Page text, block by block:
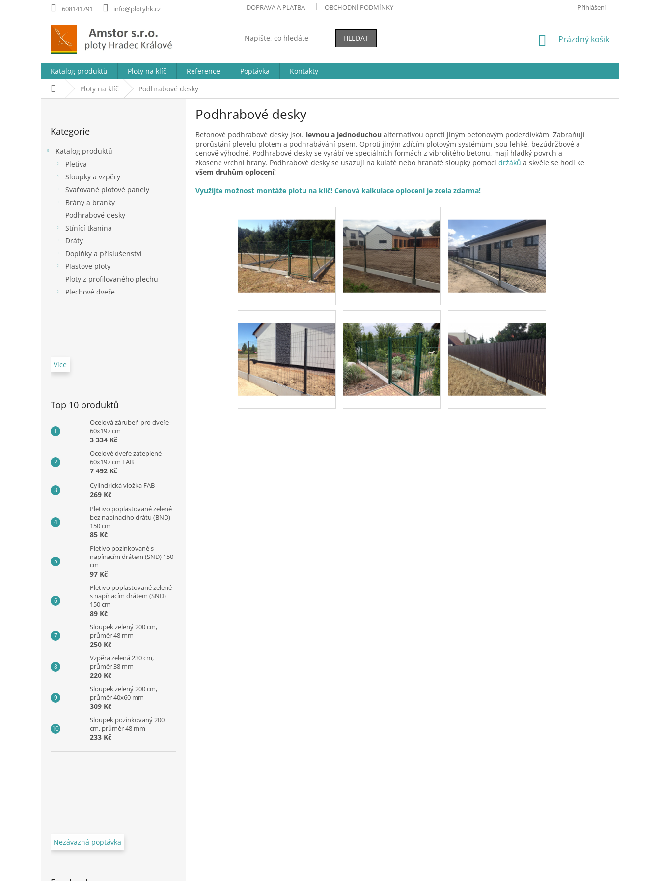
na
608141791 info@plotyhk.cz DOPRAVA A PLATBA OBCHODNÍ PODMÍNKY Přihlášení
HLEDAT
NÁKUPNÍ
Prázdný košík
Katalog produktů Ploty na klíč Reference Poptávka
Kontakty
Domů Ploty na klíč Podhrabové desky
kategorie
Kategorie
Katalog produktů
Pletiva
Sloupky a vzpěry
Svařované plotové panely
Brány a branky
Podhrabové desky
Stínící tkanina
Dráty
Doplňky a příslušenství
Plastové ploty
Ploty z profilovaného plechu
Plechové dveře
Více
Top 10 produktů
Ocelová zárubeň pro dveře
60x197 cm
3 334 Kč
Ocelové dveře zateplené
60x197 cm FAB
7 492 Kč
Cylindrická vložka FAB
269 Kč
Pletivo poplastované zelené
bez napínacího drátu (BND)
150 cm
85 Kč
Pletivo pozinkované s
napínacím drátem (SND) 150
cm
97 Kč
Pletivo poplastované zelené
s napínacím drátem (SND)
150 cm
89 Kč
Sloupek zelený 200 cm,
průměr 48 mm
250 Kč
Vzpěra zelená 230 cm,
průměr 38 mm
220 Kč
Sloupek zelený 200 cm,
průměr 40x60 mm
309 Kč
Sloupek pozinkovaný 200
cm, průměr 48 mm
233 Kč
Nezávazná poptávka
Podhrabové desky
Betonové podhrabové desky jsou levnou a jednoduchou alternativou oproti jiným betonovým podezdívkám. Zabraňují
prorůstání plevelu plotem a podhrabávání psem. Oproti jiným zdícím plotovým systémům jsou lehké, bezúdržbové a
cenově výhodné. Podhrabové desky se vyrábí ve speciálních formách z vibrolitého betonu, mají hladký povrch a
zkosené vrchní hrany. Podhrabové desky se usazují na kulaté nebo hranaté sloupky pomocí držáků a skvěle se hodí ke
všem druhům oplocení!
Využijte možnost montáže plotu na klíč! Cenová kalkulace oplocení je zcela zdarma!